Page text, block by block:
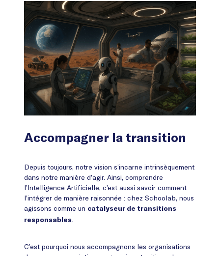
Accompagner la transition
Depuis toujours, notre vision s’incarne intrinsèquement
dans notre manière d’agir. Ainsi, comprendre
l’Intelligence Artificielle, c’est aussi savoir comment
l’intégrer de manière raisonnée : chez Schoolab, nous
agissons comme un catalyseur de transitions
responsables
C’est pourquoi nous accompagnons les organisations